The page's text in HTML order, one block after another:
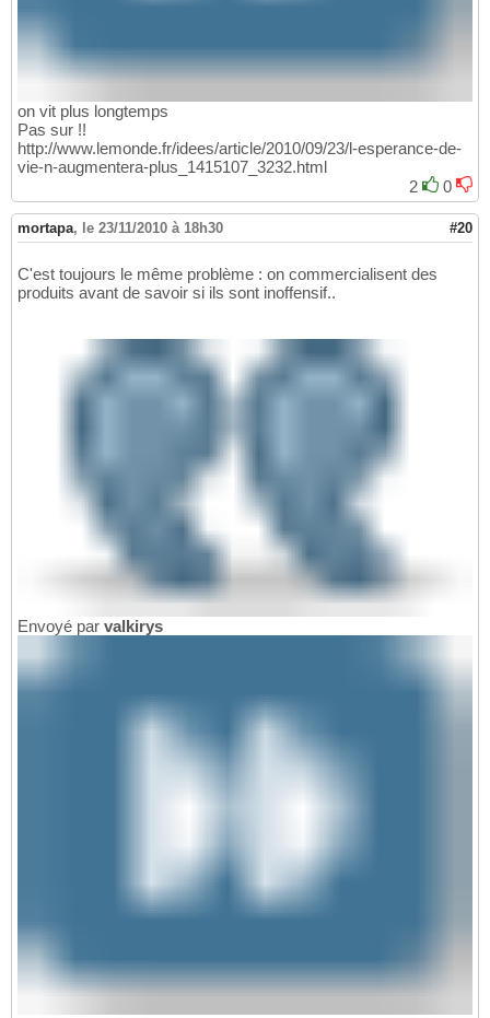
on vit plus longtemps
Pas sur !!
http://www.lemonde.fr/idees/article/2010/09/23/l-esperance-de-
vie-n-augmentera-plus_1415107_3232.html
2
0
mortapa, le 23/11/2010 à 18h30 #20
C'est toujours le même problème : on commercialisent des
produits avant de savoir si ils sont inoffensif..
Envoyé par valkirys